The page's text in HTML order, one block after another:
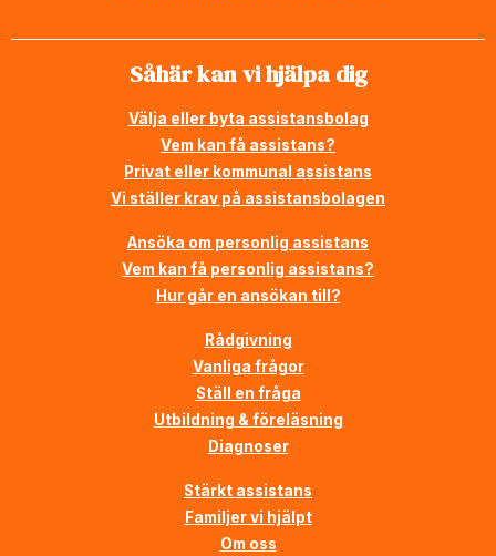
Såhär kan vi hjälpa dig
Välja eller byta assistansbolag
Vem kan få assistans?
Privat eller kommunal assistans
Vi ställer krav på assistansbolagen
Ansöka om personlig assistans
Vem kan få personlig assistans?
Hur går en ansökan till?
Rådgivning
Vanliga frågor
Ställ en fråga
Utbildning & föreläsning
Diagnoser
Stärkt assistans
Familjer vi hjälpt
Om oss